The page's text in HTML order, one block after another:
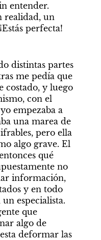
entender.
realidad, un
perfecta!
distintas partes
me pedía que
costado, y luego
con el
empezaba a
una marea de
pero ella
algo grave. El
qué
no
información,
y en todo
especialista.
que
algo de
deformar las